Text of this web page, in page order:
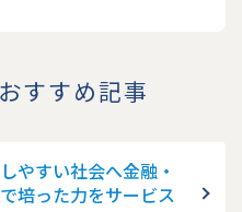
すすめ記事
やすい社会へ金融・
培った力をサービス